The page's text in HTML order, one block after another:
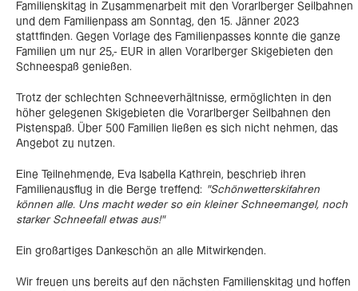
Familienskitag in Zusammenarbeit mit den Vorarlberger Seilbahnen
und dem Familienpass am Sonntag, den 15. Jänner 2023
stattfinden. Gegen Vorlage des Familienpasses konnte die ganze
Familien um nur 25,- EUR in allen Vorarlberger Skigebieten den
Schneespaß genießen.
Trotz der schlechten Schneeverhältnisse, ermöglichten in den
höher gelegenen Skigebieten die Vorarlberger Seilbahnen den
Pistenspaß. Über 500 Familien ließen es sich nicht nehmen, das
Angebot zu nutzen.
Eine Teilnehmende, Eva Isabella Kathrein, beschrieb ihren
Familienausflug in die Berge treffend: "Schönwetterskifahren
können alle. Uns macht weder so ein kleiner Schneemangel, noch
starker Schneefall etwas aus!"
Ein großartiges Dankeschön an alle Mitwirkenden.
Wir freuen uns bereits auf den nächsten Familienskitag und hoffen